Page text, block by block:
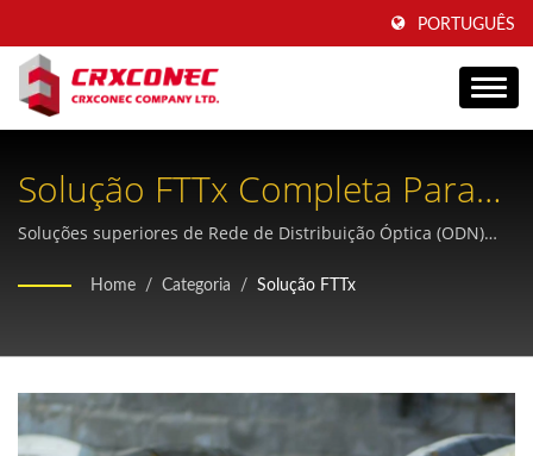
PORTUGUÊS
Solução FTTx Completa Para
Serviços De Fibra Até A
Residência.
Soluções superiores de Rede de Distribuição Óptica (ODN)
operações de fibra até a residência (FTTH) confiáveis ​​e de alto
Home / Categoria / Solução FTTx